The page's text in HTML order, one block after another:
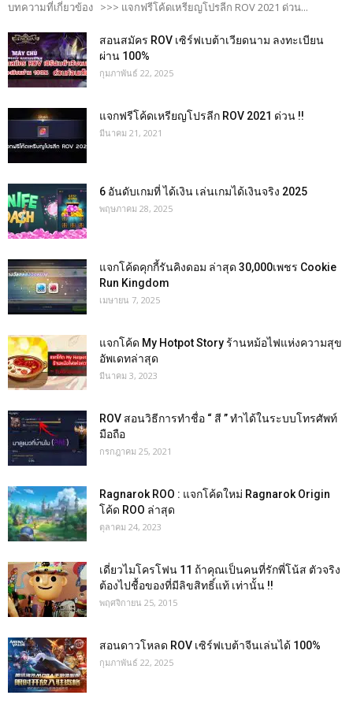
บทความที่เกี่ยวข้อง >>> แจกฟรีโค้ดเหรียญโปรลีก ROV 2021 ด่วน...
สอนสมัคร ROV เซิร์ฟเบต้าเวียดนาม ลงทะเบียน
ผ่าน 100%
กุมภาพันธ์ 22, 2025
แจกฟรีโค้ดเหรียญโปรลีก ROV 2021 ด่วน !!
มีนาคม 21, 2021
6 อันดับเกมที่ ได้เงิน เล่นเกมได้เงินจริง 2025
พฤษภาคม 28, 2025
แจกโค้ดคุกกี้รันคิงดอม ล่าสุด 30,000เพชร Cookie
Run Kingdom
เมษายน 7, 2025
แจกโค้ด My Hotpot Story ร้านหม้อไฟแห่งความสุข
อัพเดทล่าสุด
มีนาคม 3, 2023
ROV สอนวิธีการทำชื่อ “ สี ” ทำได้ในระบบโทรศัพท์
มือถือ
กรกฎาคม 25, 2021
Ragnarok ROO : แจกโค้ดใหม่ Ragnarok Origin
โค้ด ROO ล่าสุด
ตุลาคม 24, 2023
เดี่ยวไมโครโฟน 11 ถ้าคุณเป็นคนที่รักพี่โน้ส ตัวจริง
ต้องไปชื้อของที่มีลิขสิทธิ์แท้ เท่านั้น !!
พฤศจิกายน 25, 2015
สอนดาวโหลด ROV เซิร์ฟเบต้าจีนเล่นได้ 100%
กุมภาพันธ์ 22, 2025